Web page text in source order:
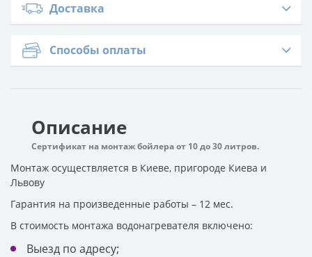
Доставка
Способы оплаты
Описание
Сертификат на монтаж бойлера от 10 до 30 литров.
Монтаж осуществляется в Киеве, пригороде Киева и
Львову
Гарантия на произведенные работы – 12 мес.
В стоимость монтажа водонагревателя включено:
Выезд по адресу;